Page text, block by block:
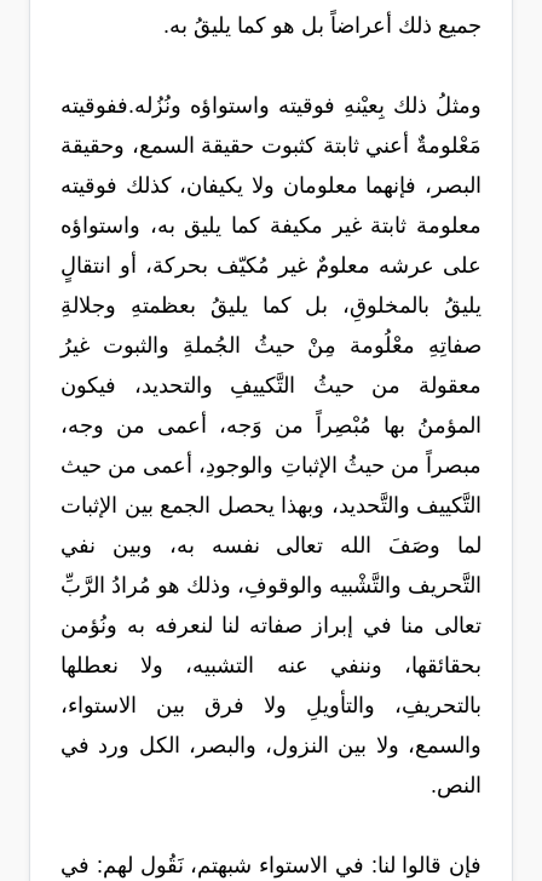
جميع ذلك أعراضاً بل هو كما يليقُ به.
ومثلُ ذلك بِعيْنهِ فوقيته واستواؤه ونُزُله.ففوقيته
مَعْلومةٌ أعني ثابتة كثبوت حقيقة السمع، وحقيقة
البصر، فإنهما معلومان ولا يكيفان، كذلك فوقيته
معلومة ثابتة غير مكيفة كما يليق به، واستواؤه
على عرشه معلومٌ غير مُكيّف بحركة، أو انتقالٍ
يليقُ بالمخلوقِ، بل كما يليقُ بعظمتهِ وجلالةِ
صفاتِهِ معْلُومة مِنْ حيثُ الجُملةِ والثبوت غيرُ
معقولة من حيثُ التَّكييفِ والتحديد، فيكون
المؤمنُ بها مُبْصِراً من وَجه، أعمى من وجه،
مبصراً من حيثُ الإثباتِ والوجودِ، أعمى من حيث
التَّكييف والتَّحديد، وبهذا يحصل الجمع بين الإثبات
لما وصَفَ الله تعالى نفسه به، وبين نفي
التَّحريف والتَّشْبيه والوقوفِ، وذلك هو مُرادُ الرَّبِّ
تعالى منا في إبراز صفاته لنا لنعرفه به ونُؤمن
بحقائقها، وننفي عنه التشبيه، ولا نعطلها
بالتحريفِ، والتأويلِ ولا فرق بين الاستواء،
والسمع، ولا بين النزول، والبصر، الكل ورد في
النص.
فإن قالوا لنا: في الاستواء شبهتم، نَقُول لهم: في